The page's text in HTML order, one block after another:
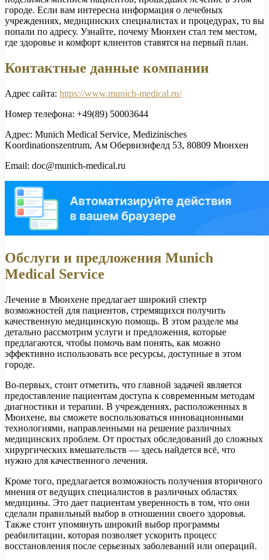
городе. Если вам интересна информация о лечебных
учреждениях, медицинских специалистах и процедурах, то вы
попали по адресу. Узнайте, почему Мюнхен стал тем местом,
где здоровье и комфорт клиентов ставятся на первый план.
Контактные данные компании
Адрес сайта: https://www.munich-medical.ru/
Номер телефона: +49(89) 50003644
Адрес: Munich Medical Service, Medizinisches
Koordinationszentrum, Ам Обервизнфелд 53, 80809 Мюнхен
Email: doc@munich-medical.ru
Обслуги и предложения Munich
Medical Service
Лечение в Мюнхене предлагает широкий спектр
возможностей для пациентов, стремящихся получить
качественную медицинскую помощь. В этом разделе мы
детально рассмотрим услуги и предложения, которые
предлагаются, чтобы помочь вам понять, как можно
эффективно использовать все ресурсы, доступные в этом
городе.
Во-первых, стоит отметить, что главной задачей является
предоставление пациентам доступа к современным методам
диагностики и терапии. В учреждениях, расположенных в
Мюнхене, вы сможете воспользоваться инновационными
технологиями, направленными на решение различных
медицинских проблем. От простых обследований до сложных
хирургических вмешательств — здесь найдется всё, что
нужно для качественного лечения.
Кроме того, предлагается возможность получения вторичного
мнения от ведущих специалистов в различных областях
медицины. Это дает пациентам уверенность в том, что они
сделали правильный выбор в отношении своего здоровья.
Также стоит упомянуть широкий выбор программы
реабилитации, которая позволяет ускорить процесс
восстановления после серьезных заболеваний или операций.